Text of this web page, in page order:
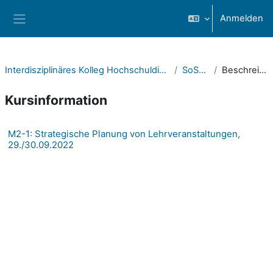
Anmelden
Interdisziplinäres Kolleg Hochschuldidaktik (IKH) SoSe 22 Beschreibung
Kursinformation
M2-1: Strategische Planung von Lehrveranstaltungen,
29./30.09.2022